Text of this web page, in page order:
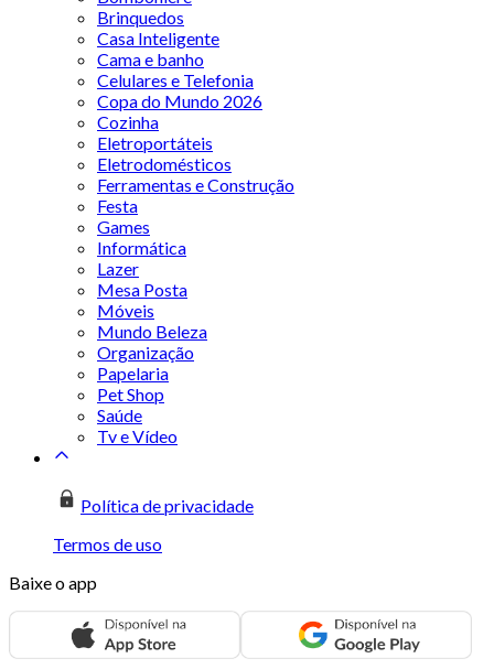
Brinquedos
Casa Inteligente
Cama e banho
Celulares e Telefonia
Copa do Mundo 2026
Cozinha
Eletroportáteis
Eletrodomésticos
Ferramentas e Construção
Festa
Games
Informática
Lazer
Mesa Posta
Móveis
Mundo Beleza
Organização
Papelaria
Pet Shop
Saúde
Tv e Vídeo
Política de privacidade
Termos de uso
Baixe o app